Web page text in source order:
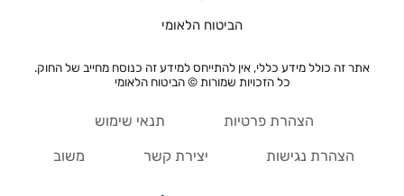
הביטוח הלאומי
אתר זה כולל מידע כללי, אין להתייחס למידע זה כנוסח מחייב של החוק.
כל הזכויות שמורות © הביטוח הלאומי
הצהרת פרטיות תנאי שימוש
הצהרת נגישות יצירת קשר משוב